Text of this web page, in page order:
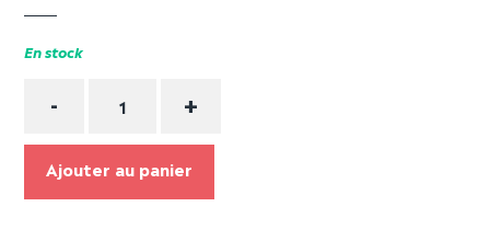
En stock
- +
Ajouter au panier